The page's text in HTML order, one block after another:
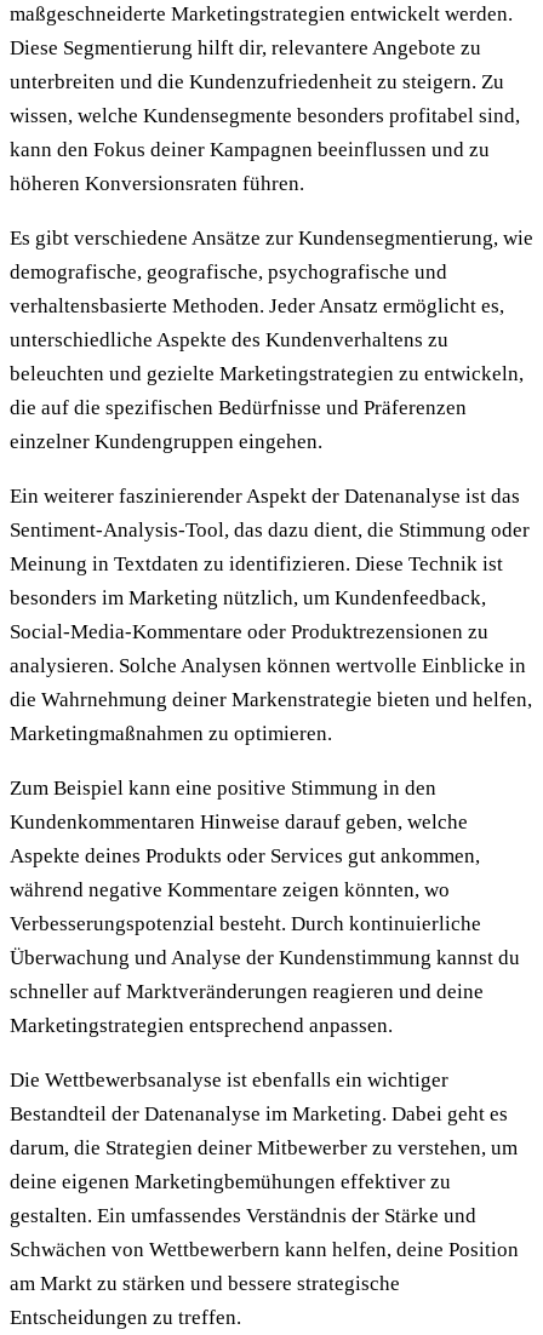
maßgeschneiderte Marketingstrategien entwickelt werden.
Diese Segmentierung hilft dir, relevantere Angebote zu
unterbreiten und die Kundenzufriedenheit zu steigern. Zu
wissen, welche Kundensegmente besonders profitabel sind,
kann den Fokus deiner Kampagnen beeinflussen und zu
höheren Konversionsraten führen.
Es gibt verschiedene Ansätze zur Kundensegmentierung, wie
demografische, geografische, psychografische und
verhaltensbasierte Methoden. Jeder Ansatz ermöglicht es,
unterschiedliche Aspekte des Kundenverhaltens zu
beleuchten und gezielte Marketingstrategien zu entwickeln,
die auf die spezifischen Bedürfnisse und Präferenzen
einzelner Kundengruppen eingehen.
Ein weiterer faszinierender Aspekt der Datenanalyse ist das
Sentiment-Analysis-Tool, das dazu dient, die Stimmung oder
Meinung in Textdaten zu identifizieren. Diese Technik ist
besonders im Marketing nützlich, um Kundenfeedback,
Social-Media-Kommentare oder Produktrezensionen zu
analysieren. Solche Analysen können wertvolle Einblicke in
die Wahrnehmung deiner Markenstrategie bieten und helfen,
Marketingmaßnahmen zu optimieren.
Zum Beispiel kann eine positive Stimmung in den
Kundenkommentaren Hinweise darauf geben, welche
Aspekte deines Produkts oder Services gut ankommen,
während negative Kommentare zeigen könnten, wo
Verbesserungspotenzial besteht. Durch kontinuierliche
Überwachung und Analyse der Kundenstimmung kannst du
schneller auf Marktveränderungen reagieren und deine
Marketingstrategien entsprechend anpassen.
Die Wettbewerbsanalyse ist ebenfalls ein wichtiger
Bestandteil der Datenanalyse im Marketing. Dabei geht es
darum, die Strategien deiner Mitbewerber zu verstehen, um
deine eigenen Marketingbemühungen effektiver zu
gestalten. Ein umfassendes Verständnis der Stärke und
Schwächen von Wettbewerbern kann helfen, deine Position
am Markt zu stärken und bessere strategische
Entscheidungen zu treffen.